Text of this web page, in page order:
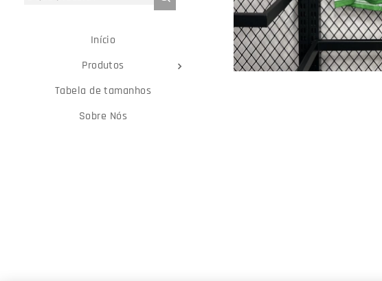
Início
Produtos
Tabela de tamanhos
Sobre Nós